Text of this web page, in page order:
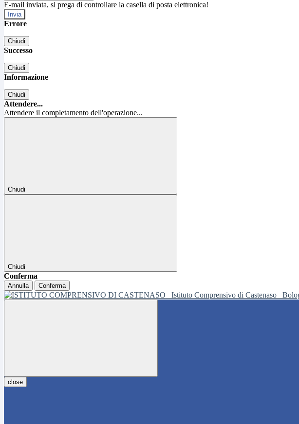
E-mail inviata, si prega di controllare la casella di posta elettronica!
Errore
Chiudi
Successo
Chiudi
Informazione
Chiudi
Attendere...
Attendere il completamento dell'operazione...
Chiudi
Chiudi
Conferma
Annulla Conferma
Istituto Comprensivo di Castenaso
close